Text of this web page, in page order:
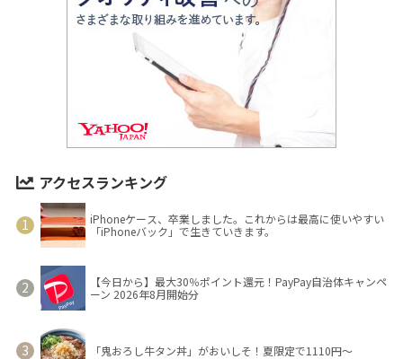
アクセスランキング
iPhoneケース、卒業しました。これからは最高に使いやすい
「iPhoneバック」で生きていきます。
【今日から】最大30％ポイント還元！PayPay自治体キャンペ
ーン 2026年8月開始分
「鬼おろし牛タン丼」がおいしそ！夏限定で1110円～